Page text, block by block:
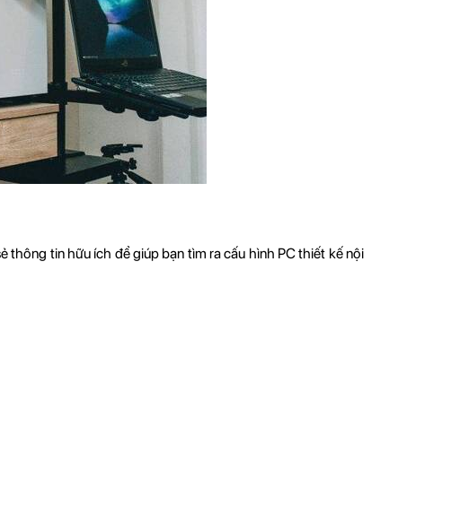
thông tin hữu ích để giúp bạn tìm ra cấu hình PC thiết kế nội